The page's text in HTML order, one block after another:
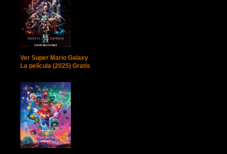
Ver Super Mario Galaxy
La película (2025) Gratis